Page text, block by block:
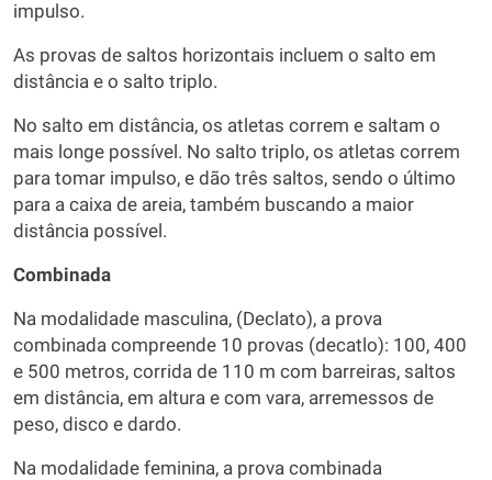
impulso.
As provas de saltos horizontais incluem o salto em
distância e o salto triplo.
No salto em distância, os atletas correm e saltam o
mais longe possível. No salto triplo, os atletas correm
para tomar impulso, e dão três saltos, sendo o último
para a caixa de areia, também buscando a maior
distância possível.
Combinada
Na modalidade masculina, (Declato), a prova
combinada compreende 10 provas (decatlo): 100, 400
e 500 metros, corrida de 110 m com barreiras, saltos
em distância, em altura e com vara, arremessos de
peso, disco e dardo.
Na modalidade feminina, a prova combinada